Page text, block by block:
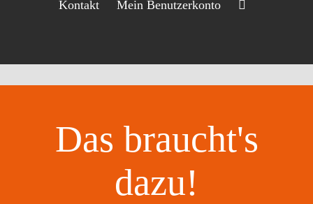
Kontakt Mein Benutzerkonto
Das braucht's
dazu!